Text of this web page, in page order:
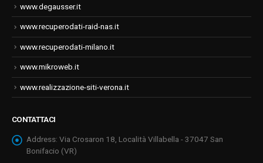
www.degausser.it
www.recuperodati-raid-nas.it
www.recuperodati-milano.it
www.mikroweb.it
www.realizzazione-siti-verona.it
CONTATTACI
Address: Via Crosaron 18, Località Villabella - 37047 San
Bonifacio (VR)